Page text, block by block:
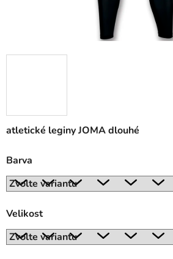
atletické leginy JOMA dlouhé
Barva
Velikost